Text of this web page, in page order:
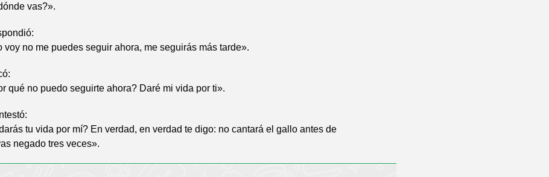
vas?».
voy no me puedes seguir ahora, me seguirás más tarde».
qué no puedo seguirte ahora? Daré mi vida por ti».
tu vida por mí? En verdad, en verdad te digo: no cantará el gallo antes de
negado tres veces».